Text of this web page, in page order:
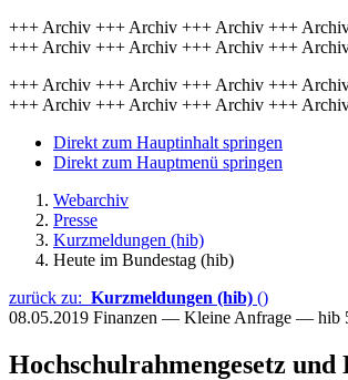
+++ Archiv +++ Archiv +++ Archiv +++
+++ Archiv +++ Archiv +++ Archiv +++
+++ Archiv +++ Archiv +++ Archiv +++
+++ Archiv +++ Archiv +++ Archiv +++
Direkt zum Hauptinhalt springen
Direkt zum Hauptmenü springen
Webarchiv
Presse
Kurzmeldungen (hib)
Heute im Bundestag (hib)
zurück zu: Kurzmeldungen (hib) ()
08.05.2019 Finanzen — Kleine Anfrage — hib
Hochschulrahmengesetz und